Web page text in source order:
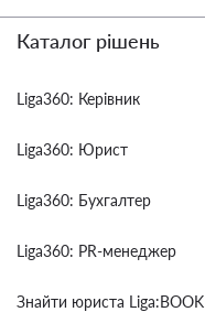
Каталог рішень
Liga360: Керівник
Liga360: Юрист
Liga360: Бухгалтер
Liga360: PR-менеджер
Знайти юриста Liga:BOOK